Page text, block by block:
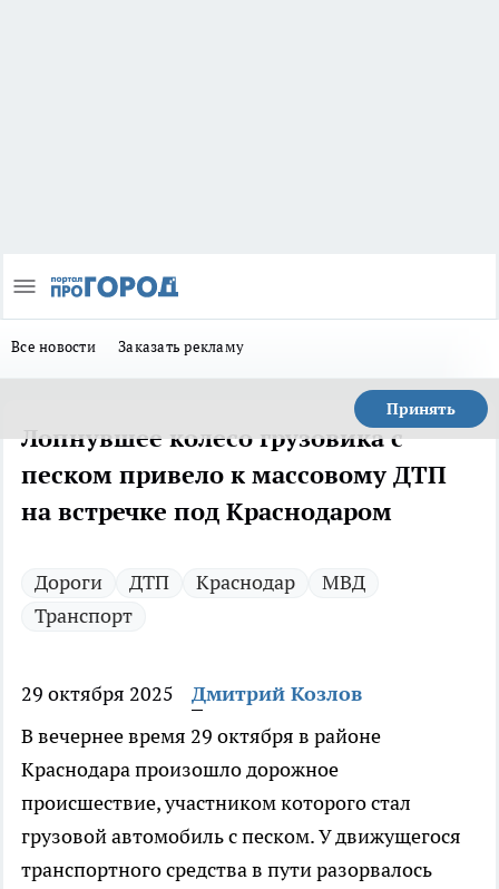
Все новости Заказать рекламу
Принять
Лопнувшее колесо грузовика с
песком привело к массовому ДТП
на встречке под Краснодаром
Дороги ДТП Краснодар
МВД
Транспорт
29 октября 2025
Дмитрий Козлов
В вечернее время 29 октября в районе
Краснодара произошло дорожное
происшествие, участником которого стал
грузовой автомобиль с песком. У движущегося
транспортного средства в пути разорвалось